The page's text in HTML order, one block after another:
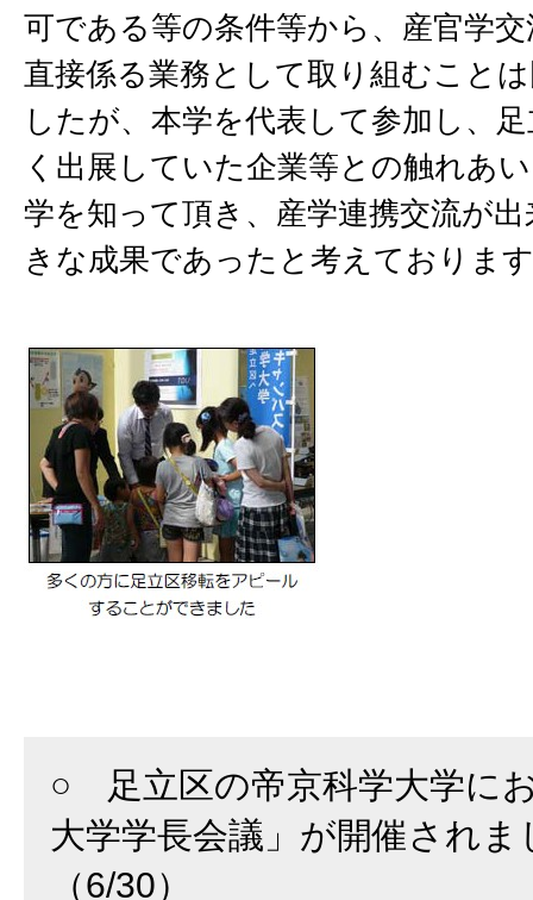
可である等の条件等から、産官学
直接係る業務として取り組むこと
したが、本学を代表して参加し、
く出展していた企業等との触れあ
学を知って頂き、産学連携交流が
きな成果であったと考えておりま
○ 足立区の帝京科学大学に
大学学長会議」が開催されま
（6/30）